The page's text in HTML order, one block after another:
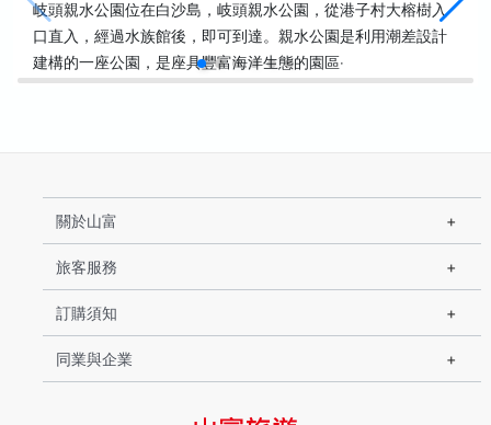
岐頭親水公園位在白沙島，岐頭親水公園，從港子村大榕樹入
口直入，經過水族館後，即可到達。親水公園是利用潮差設計
建構的一座公園，是座具豐富海洋生態的園區‧
關於山富
旅客服務
訂購須知
同業與企業